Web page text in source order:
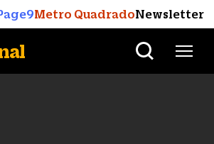
Metro QuadradoNewsletter